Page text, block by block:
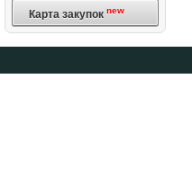
Карта закупок new